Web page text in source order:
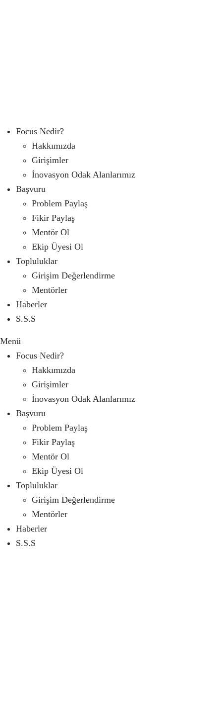
Focus Nedir?
Hakkımızda
Girişimler
İnovasyon Odak Alanlarımız
Başvuru
Problem Paylaş
Fikir Paylaş
Mentör Ol
Ekip Üyesi Ol
Topluluklar
Girişim Değerlendirme
Mentörler
Haberler
S.S.S
Menü
Focus Nedir?
Hakkımızda
Girişimler
İnovasyon Odak Alanlarımız
Başvuru
Problem Paylaş
Fikir Paylaş
Mentör Ol
Ekip Üyesi Ol
Topluluklar
Girişim Değerlendirme
Mentörler
Haberler
S.S.S